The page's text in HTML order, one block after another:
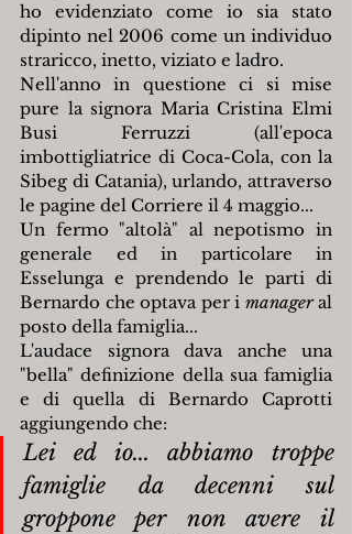
ho evidenziato come io sia stato
dipinto nel 2006 come un individuo
straricco, inetto, viziato e ladro.
Nell'anno in questione ci si mise
pure la signora Maria Cristina Elmi
Busi Ferruzzi (all'epoca
imbottigliatrice di Coca-Cola, con la
Sibeg di Catania), urlando, attraverso
le pagine del Corriere il 4 maggio...
Un fermo "altolà" al nepotismo in
generale ed in particolare in
Esselunga e prendendo le parti di
Bernardo che optava per i manager al
posto della famiglia...
L'audace signora dava anche una
"bella" definizione della sua famiglia
e di quella di Bernardo Caprotti
aggiungendo che:
Lei ed io... abbiamo troppe
famiglie da decenni sul
groppone per non avere il